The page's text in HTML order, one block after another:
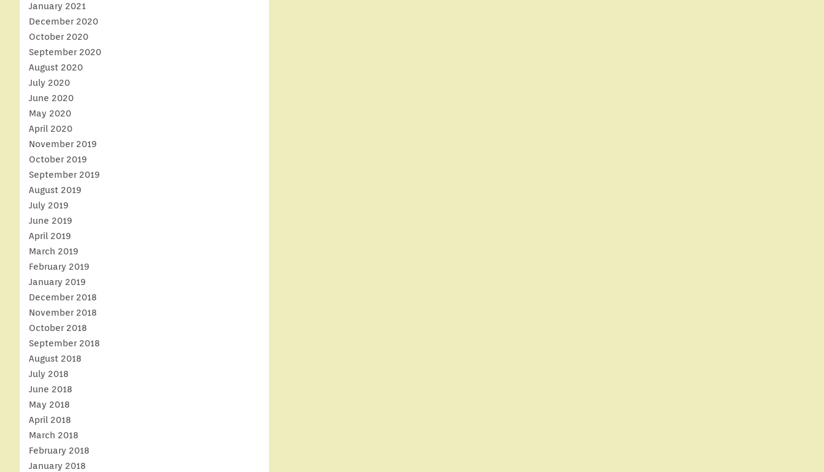
January 2021
December 2020
October 2020
September 2020
August 2020
July 2020
June 2020
May 2020
April 2020
November 2019
October 2019
September 2019
August 2019
July 2019
June 2019
April 2019
March 2019
February 2019
January 2019
December 2018
November 2018
October 2018
September 2018
August 2018
July 2018
June 2018
May 2018
April 2018
March 2018
February 2018
January 2018